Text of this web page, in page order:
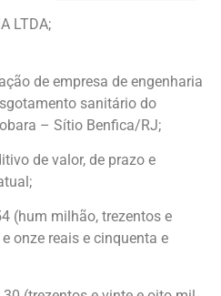
LTDA;
de empresa de engenharia
sanitário do
– Sítio Benfica/RJ;
de valor, de prazo e
(hum milhão, trezentos e
onze reais e cinquenta e